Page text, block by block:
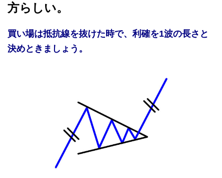
方らしい。
買い場は抵抗線を抜けた時で、利確を1波の長さと
決めときましょう。